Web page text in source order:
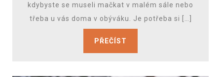
kdybyste se museli mačkat v malém sále nebo
třeba u vás doma v obýváku. Je potřeba si […]
PŘEČÍST